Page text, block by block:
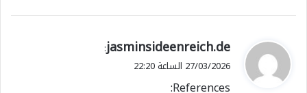
ي
ق
jasminsideenreich.de
:
27/03/2026 الساعة 22:20
References: